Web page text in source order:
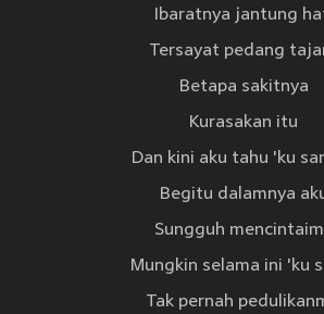
Ibaratnya jantung
Tersayat pedang
Betapa sakitnya
Kurasakan itu
Dan kini aku tahu 'ku
Begitu dalamnya
Sungguh
Mungkin selama ini 'ku
Tak pernah